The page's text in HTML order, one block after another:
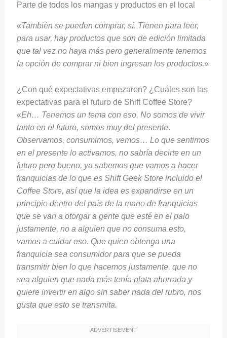
Parte de todos los mangas y productos en el local
«También se pueden comprar, sí. Tienen para leer,
para usar, hay productos que son de edición limitada
que tal vez no haya más pero generalmente tenemos
la opción de comprar ni bien ingresan los productos.»
¿Con qué expectativas empezaron? ¿Cuáles son las
expectativas para el futuro de Shift Coffee Store?
«Eh… Tenemos un tema con eso. No somos de vivir
tanto en el futuro, somos muy del presente.
Observamos, consumimos, vemos… Lo que sentimos
en el presente lo activamos, no sabría decirte en un
futuro pero bueno, ya sabemos que vamos a hacer
franquicias de lo que es Shift Geek Store incluido el
Coffee Store, así que la idea es expandirse en un
principio dentro del país de la mano de franquicias
que se van a otorgar a gente que esté en el palo
justamente, no a alguien que no consuma esto,
vamos a cuidar eso. Que quien obtenga una
franquicia sea consumidor para que se pueda
transmitir bien lo que hacemos justamente, que no
sea alguien que nada más tenía plata ahorrada y
quiere invertir en algo sin saber nada del rubro, nos
gusta que esto se transmita.